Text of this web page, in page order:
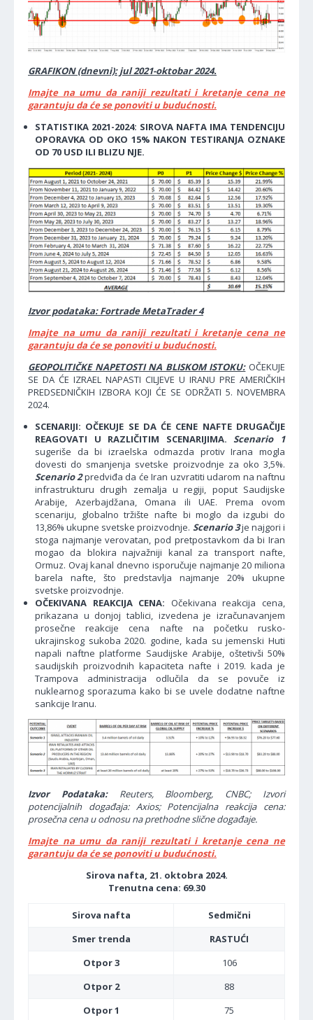
GRAFIKON (dnevni): jul 2021-oktobar 2024.
Imajte na umu da raniji rezultati i kretanje cena ne
garantuju da će se ponoviti u budućnosti.
STATISTIKA 2021-2024: SIROVA NAFTA IMA TENDENCIJU
OPORAVKA OD OKO 15% NAKON TESTIRANJA OZNAKE
OD 70 USD ILI BLIZU NJE.
Izvor podataka: Fortrade MetaTrader 4
Imajte na umu da raniji rezultati i kretanje cena ne
garantuju da će se ponoviti u budućnosti.
GEOPOLITIČKE NAPETOSTI NA BLISKOM ISTOKU:OČEKUJE
SE DA ĆE IZRAEL NAPASTI CILJEVE U IRANU PRE AMERIČKIH
PREDSEDNIČKIH IZBORA KOJI ĆE SE ODRŽATI 5. NOVEMBRA
2024.
SCENARIJI: OČEKUJE SE DA ĆE CENE NAFTE DRUGAČIJE
REAGOVATI U RAZLIČITIM SCENARIJIMA.Scenario 1
sugeriše da bi izraelska odmazda protiv Irana mogla
dovesti do smanjenja svetske proizvodnje za oko 3,5%.
Scenario 2predviđa da će Iran uzvratiti udarom na naftnu
infrastrukturu drugih zemalja u regiji, poput Saudijske
Arabije, Azerbajdžana, Omana ili UAE. Prema ovom
scenariju, globalno tržište nafte bi moglo da izgubi do
13,86% ukupne svetske proizvodnje. Scenario 3je najgori i
stoga najmanje verovatan, pod pretpostavkom da bi Iran
mogao da blokira najvažniji kanal za transport nafte,
Ormuz. Ovaj kanal dnevno isporučuje najmanje 20 miliona
barela nafte, što predstavlja najmanje 20% ukupne
svetske proizvodnje.
OČEKIVANA REAKCIJA CENA: Očekivana reakcija cena,
prikazana u donjoj tablici, izvedena je izračunavanjem
prosečne reakcije cena nafte na početku rusko-
ukrajinskog sukoba 2020. godine, kada su jemenski Huti
napali naftne platforme Saudijske Arabije, oštetivši 50%
saudijskih proizvodnih kapaciteta nafte i 2019. kada je
Trampova administracija odlučila da se povuče iz
nuklearnog sporazuma kako bi se uvele dodatne naftne
sankcije Iranu.
Izvor Podataka:Reuters, Bloomberg, CNBC; Izvori
potencijalnih događaja: Axios; Potencijalna reakcija cena:
prosečna cena u odnosu na prethodne slične događaje.
Imajte na umu da raniji rezultati i kretanje cena ne
garantuju da će se ponoviti u budućnosti.
Sirova nafta, 21. oktobra 2024.
Trenutna cena: 69.30
Sirova nafta
Sedmični
Smer trenda
RASTUĆI
Otpor 3
106
Otpor 2
88
Otpor 1
75